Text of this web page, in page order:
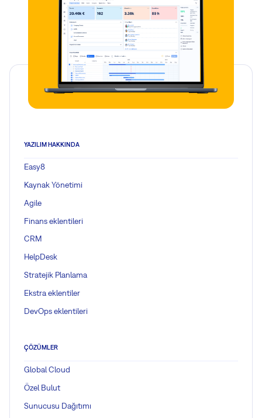
YAZILIM HAKKINDA
Easy8
Kaynak Yönetimi
Agile
Finans eklentileri
CRM
HelpDesk
Stratejik Planlama
Ekstra eklentiler
DevOps eklentileri
ÇÖZÜMLER
Global Cloud
Özel Bulut
Sunucusu Dağıtımı